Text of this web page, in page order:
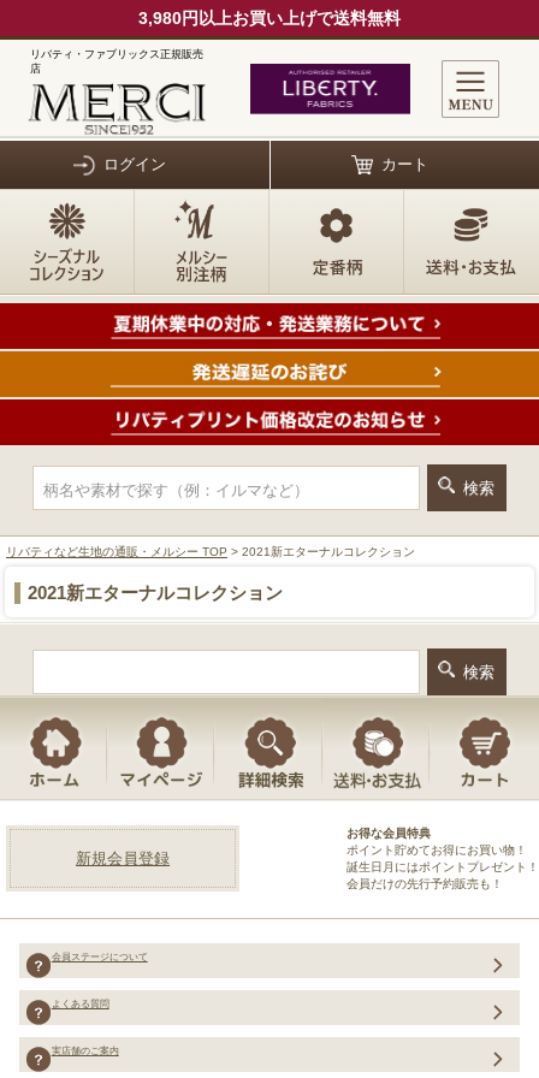
3,980円以上お買い上げで送料無料
リバティ・ファブリックス正規販売
店
ログイン カート
リバティなど生地の通販・メルシー TOP > 2021新エターナルコレクション
2021新エターナルコレクション
新規会員登録
お得な会員特典
ポイント貯めてお得にお買い物！
誕生日月にはポイントプレゼント！
会員だけの先行予約販売も！
会員ステージについて
よくある質問
実店舗のご案内